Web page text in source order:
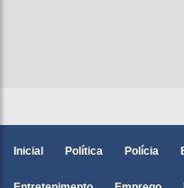
Inicial Política Polícia